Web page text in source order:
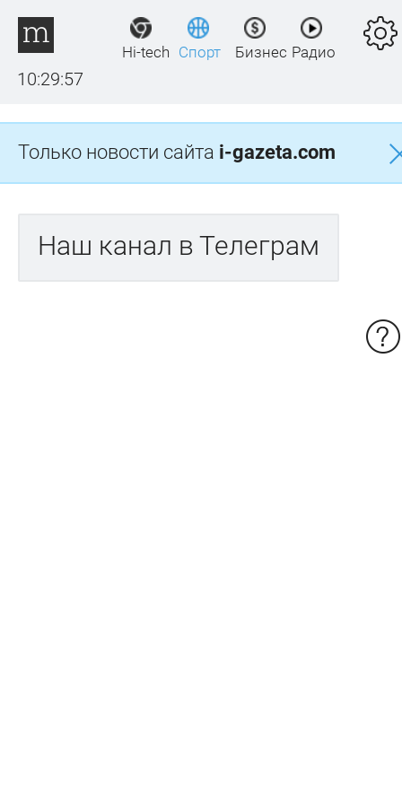
10:29:57
Hi-tech Спорт Бизнес Радио
Только новости сайта i-gazeta.com
Наш канал в Телеграм